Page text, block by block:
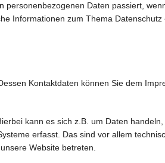
Daten passiert,
Informationen zum Thema
Kontaktdaten können Sie dem
kann es sich z.B. um Daten
erfasst. Das sind vor allem
Website betreten.